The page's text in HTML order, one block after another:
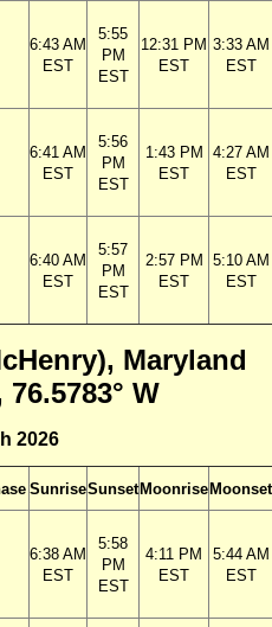
6:43 AM
EST
5:55
PM
EST
12:31 PM
EST
3:33 AM
EST
6:41 AM
EST
5:56
PM
EST
1:43 PM
EST
4:27 AM
EST
6:40 AM
EST
5:57
PM
EST
2:57 PM
EST
5:10 AM
EST
Maryland
76.5783° W
2026
SunriseSunset Moonrise Moonset
6:38 AM
EST
5:58
PM
EST
4:11 PM
EST
5:44 AM
EST